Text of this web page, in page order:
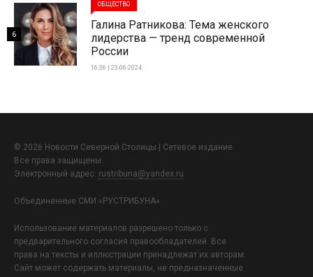
ОБЩЕСТВО
Галина Ратникова: Тема женского
лидерства — тренд современной
России
16:36 | 23-06-2024
6
© 2026 Новости Северной Столицы | Сетевое издание.
Все права защищены.
Электронный адрес: rustribuna@yandex.ru
Объединенные СМИ «РУСТРИБУНА»
Использование материалов разрешено только с
предварительного согласия правообладателей. Все
права на тексты и иллюстрации принадлежат их авторам.
Сайт может содержать материалы, не предназначенные